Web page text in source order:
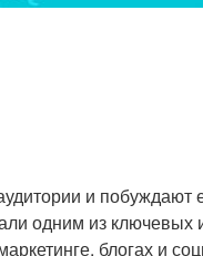
и побуждают
одним из ключевых
блогах и